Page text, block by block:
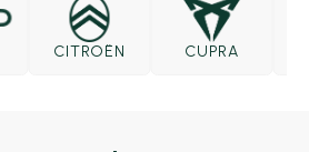
CITROËN CUPRA